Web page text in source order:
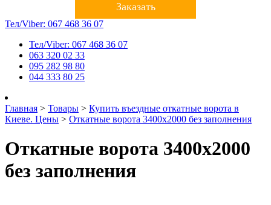
Заказать
Тел/Viber: 067 468 36 07
Тел/Viber: 067 468 36 07
063 320 02 33
095 282 98 80
044 333 80 25
Главная > Товары > Купить въездные откатные ворота в
Киеве. Цены > Откатные ворота 3400х2000 без заполнения
Откатные ворота 3400х2000
без заполнения